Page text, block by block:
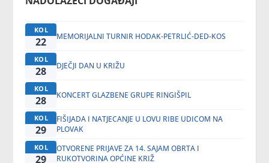
KOL
22 MEMORIJALNI TURNIR HODAK-PETRLIĆ-DED-KOS
KOL
28 DJEČJI DAN U KRIŽU
KOL
28 KONCERT GLAZBENE GRUPE RINGIŠPIL
KOL
29
FIŠIJADA I NATJECANJE U LOVU RIBE UDICOM NA
PLOVAK
KOL
29
OTVORENE PRIJAVE ZA 14. SAJAM OBRTA I
RUKOTVORINA OPĆINE KRIŽ